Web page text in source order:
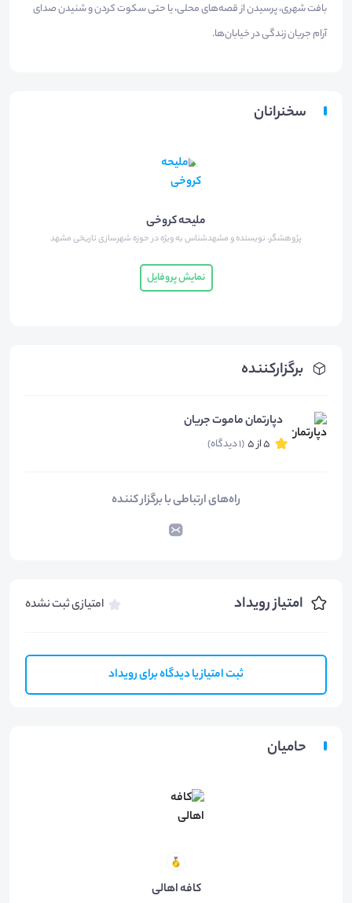
برگزارکننده
دپارتمان ماموت جریان
5 از 5 (1 دیدگاه)
راه‌های ارتباطی با برگزار کننده
امتیاز رویداد امتیازی ثبت نشده
ثبت امتیاز یا دیدگاه برای رویداد
بافت شهری، پرسیدن از قصه‌های محلی، یا حتی سکوت کردن و شنیدن صدای
آرام جریان زندگی در خیابان‌ها.
سخنرانان
ملیحه کروخی
پژوهشگر، نویسنده و مشهدشناس به ویژه در حوزه شهرسازی تاریخی مشهد
نمایش پروفایل
حامیان
کافه اهالی